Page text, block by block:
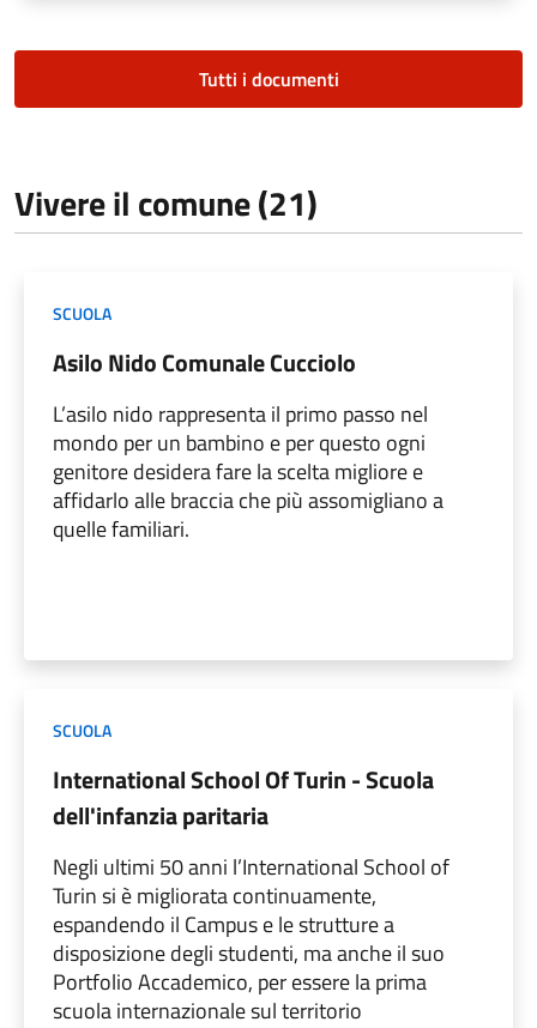
Tutti i documenti
Vivere il comune (21)
SCUOLA
Asilo Nido Comunale Cucciolo
L’asilo nido rappresenta il primo passo nel
mondo per un bambino e per questo ogni
genitore desidera fare la scelta migliore e
affidarlo alle braccia che più assomigliano a
quelle familiari.
SCUOLA
International School Of Turin - Scuola
dell'infanzia paritaria
Negli ultimi 50 anni l’International School of
Turin si è migliorata continuamente,
espandendo il Campus e le strutture a
disposizione degli studenti, ma anche il suo
Portfolio Accademico, per essere la prima
scuola internazionale sul territorio